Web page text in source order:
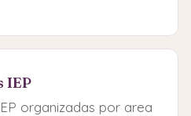
IEP
organizadas por area